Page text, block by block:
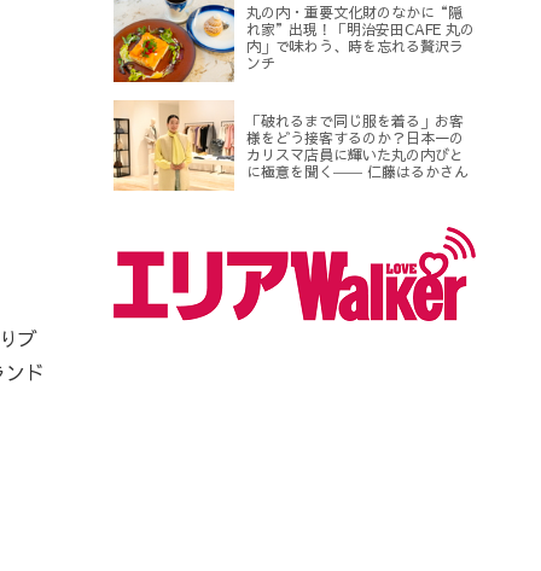
ブ
ド
丸の内・重要文化財のなかに“隠
れ家”出現！「明治安田CAFE 丸の
内」で味わう、時を忘れる贅沢ラ
ンチ
「破れるまで同じ服を着る」お客
様をどう接客するのか？日本一の
カリスマ店員に輝いた丸の内びと
に極意を聞く―― 仁藤はるかさん